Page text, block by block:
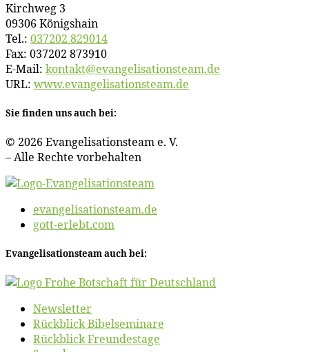
Kirch­weg 3
09306 Königshain
Tel.: 037202 829014
Fax: 037202 873910
E‑Mail: kontakt@​evangelisationsteam.​de
URL: www​.evan​ge​li​sa​ti​ons​team​.de
Sie fin­den uns auch bei:
© 2026 Evan­ge­li­sa­ti­ons­team e. V.
– Al­le Rech­te vorbehalten
evangelisationsteam.de
gott-erlebt.com
Evan­ge­li­sa­ti­ons­team auch bei:
News­let­ter
Rück­blick Bibelseminare
Rück­blick Freundestage